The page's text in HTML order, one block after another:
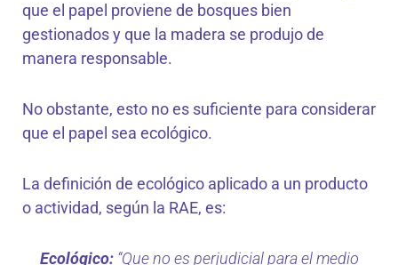
que el papel proviene de bosques bien
gestionados y que la madera se produjo de
manera responsable.
No obstante, esto no es suficiente para considerar
que el papel sea ecológico.
La definición de ecológico aplicado a un producto
o actividad, según la RAE, es:
Ecológico:“Que no es perjudicial para el medio